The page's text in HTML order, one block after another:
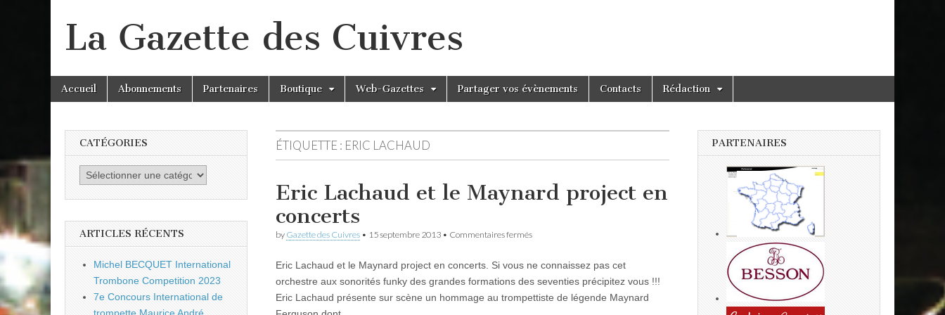
La Gazette des Cuivres
Main
menu
Skip
Accueil Abonnements Partenaires Boutique Web-Gazettes Partager vos évènements Contacts Rédaction
ÉTIQUETTE : ERIC LACHAUD
Eric Lachaud et le Maynard project en
concerts
by Gazette des Cuivres • 15 septembre 2013 • Commentaires ferméssur
et
le
project
Eric Lachaud et le Maynard project en concerts. Si vous ne connaissez pas cet
orchestre aux sonorités funky des grandes formations des seventies précipitez vous !!!
Eric Lachaud présente sur scène un hommage au trompettiste de légende Maynard
CATÉGORIES
Catégories
ARTICLES RÉCENTS
Michel BECQUET International
Trombone Competition 2023
7e Concours International de
PARTENAIRES